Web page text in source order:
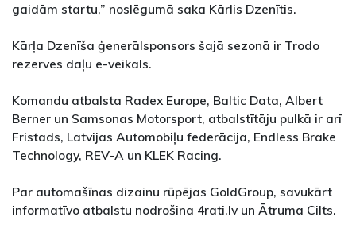
gaidām startu,” noslēgumā saka Kārlis Dzenītis.
Kārļa Dzenīša ģenerālsponsors šajā sezonā ir Trodo
rezerves daļu e-veikals.
Komandu atbalsta Radex Europe, Baltic Data, Albert
Berner un Samsonas Motorsport, atbalstītāju pulkā ir arī
Fristads, Latvijas Automobiļu federācija, Endless Brake
Technology, REV-A un KLEK Racing.
Par automašīnas dizainu rūpējas GoldGroup, savukārt
informatīvo atbalstu nodrošina 4rati.lv un Ātruma Cilts.